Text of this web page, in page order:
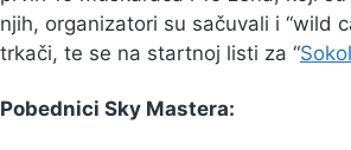
njih, organizatori su sačuvali i “wild
trkači, te se na startnoj listi za “
Pobednici Sky Mastera: